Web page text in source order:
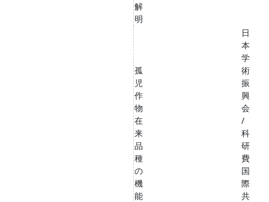
解
明
孤
児
作
物
在
来
品
種
の
機
能
日
本
学
術
振
興
会
/
科
研
費
国
際
共